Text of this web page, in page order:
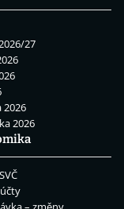
27
2026
2026